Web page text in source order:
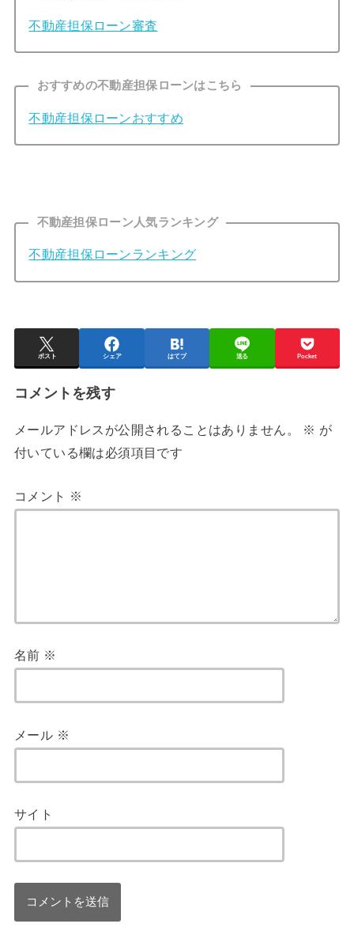
不動産担保ローン審査
おすすめの不動産担保ローンはこちら
不動産担保ローンおすすめ
不動産担保ローン人気ランキング
不動産担保ローンランキング
ポスト シェア はてブ 送る Pocket
コメントを残す
メールアドレスが公開されることはありません。 ※ が
付いている欄は必須項目です
コメント ※
名前 ※
メール ※
サイト